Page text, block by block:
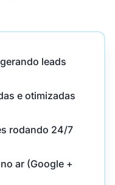
leads
e otimizadas
rodando 24/7
ar (Google +